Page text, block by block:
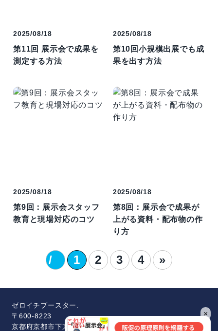
2025/08/18
第11回 展示会で成果を
測定する方法
2025/08/18
第10回小規模出展でも成
果を出す方法
2025/08/18
第9回：展示会スタッフ
教育と現場対応のコツ
2025/08/18
第8回：展示会で成果が
上がる資料・配布物の作
り方
/
1 2 3 4 »
ゼロイチブースター.
〒600-8223
京都府京都市下京区七条通油小路東入大黒町227番地
×